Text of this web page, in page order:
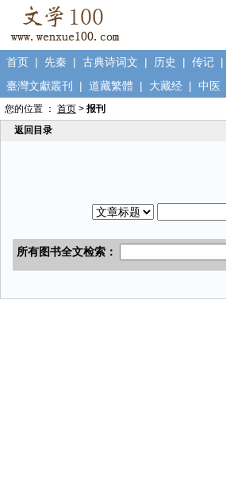
首页 | 先秦 | 古典诗词文 | 历史 | 传记 |
臺灣文獻叢刊
| 道藏繁體 | 大藏经 | 中医
您的位置 ： 首页 > 报刊
返回目录